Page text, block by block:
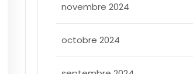
novembre 2024
octobre 2024